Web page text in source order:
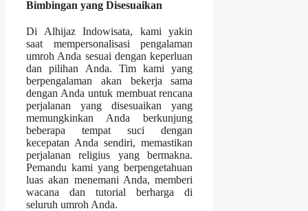
Bimbingan yang Disesuaikan
Di Alhijaz Indowisata, kami yakin
saat mempersonalisasi pengalaman
umroh Anda sesuai dengan keperluan
dan pilihan Anda. Tim kami yang
berpengalaman akan bekerja sama
dengan Anda untuk membuat rencana
perjalanan yang disesuaikan yang
memungkinkan Anda berkunjung
beberapa tempat suci dengan
kecepatan Anda sendiri, memastikan
perjalanan religius yang bermakna.
Pemandu kami yang berpengetahuan
luas akan menemani Anda, memberi
wacana dan tutorial berharga di
seluruh umroh Anda.